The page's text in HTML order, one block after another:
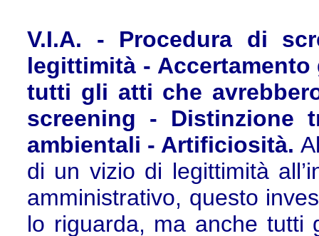
V.I.A. - Procedura di
legittimità -
tutti gli atti che
screening - Distinzione
ambientali - Artificiosità.
di un vizio di legittimità
amministrativo, questo
lo riguarda, ma anche tutti